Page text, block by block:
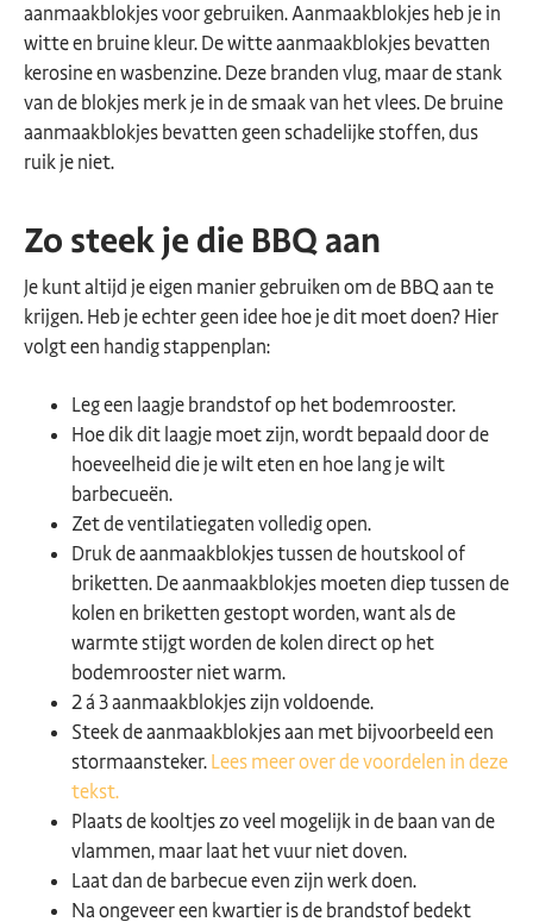
aanmaakblokjes voor gebruiken. Aanmaakblokjes heb je in
witte en bruine kleur. De witte aanmaakblokjes bevatten
kerosine en wasbenzine. Deze branden vlug, maar de stank
van de blokjes merk je in de smaak van het vlees. De bruine
aanmaakblokjes bevatten geen schadelijke stoffen, dus
ruik je niet.
Zo steek je die BBQ aan
Je kunt altijd je eigen manier gebruiken om de BBQ aan te
krijgen. Heb je echter geen idee hoe je dit moet doen? Hier
volgt een handig stappenplan:
Leg een laagje brandstof op het bodemrooster.
Hoe dik dit laagje moet zijn, wordt bepaald door de
hoeveelheid die je wilt eten en hoe lang je wilt
barbecueën.
Zet de ventilatiegaten volledig open.
Druk de aanmaakblokjes tussen de houtskool of
briketten. De aanmaakblokjes moeten diep tussen de
kolen en briketten gestopt worden, want als de
warmte stijgt worden de kolen direct op het
bodemrooster niet warm.
2 á 3 aanmaakblokjes zijn voldoende.
Steek de aanmaakblokjes aan met bijvoorbeeld een
stormaansteker.Lees meer over de voordelen in deze
tekst.
Plaats de kooltjes zo veel mogelijk in de baan van de
vlammen, maar laat het vuur niet doven.
Laat dan de barbecue even zijn werk doen.
Na ongeveer een kwartier is de brandstof bedekt